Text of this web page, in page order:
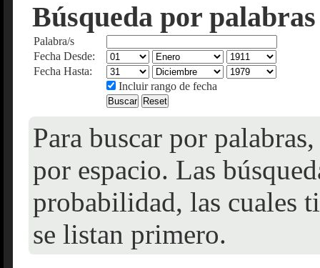
Búsqueda por
Palabra/s
Fecha Desde:
Fecha Hasta:
Incluir rango de fecha
Para buscar por
por espacio. Las
probabilidad, las cuales
se listan primero.